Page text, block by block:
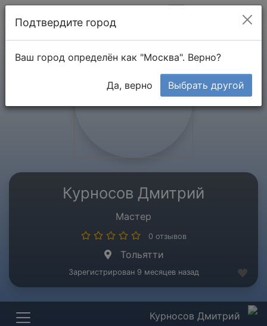
Курносов Дмитрий
Мастер
0 отзывов
Тольятти
Зарегистрирован 9 месяцев назад
Курносов Дмитрий
Подтвердите город
Ваш город определён как "Москва". Верно?
Да, верно Выбрать другой